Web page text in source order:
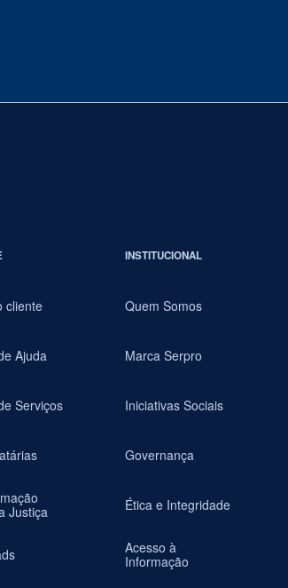
cliente
Ajuda
Serviços
Justiça
INSTITUCIONAL
Quem Somos
Marca Serpro
Iniciativas Sociais
Governança
Ética e Integridade
Acesso à
Informação